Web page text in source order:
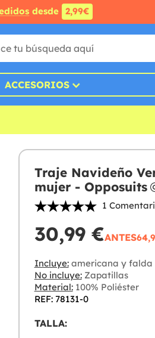
desde 2,99€
ACCESORIOS
Traje Navideño
mujer - Opposuits
1
30,99 €ANTES
Incluye:americana y falda
No incluye:Zapatillas
Material:100% Poliéster
REF: 78131-0
TALLA: